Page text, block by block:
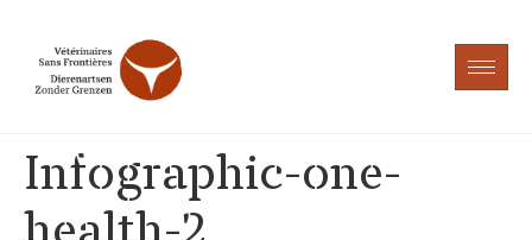
Infographic-one-